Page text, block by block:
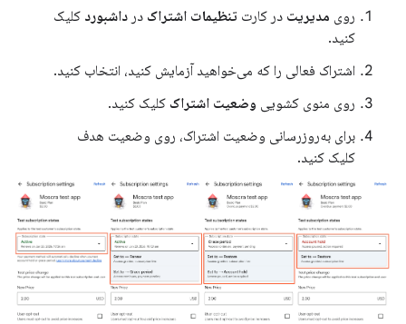
روی مدیریت در کارت تنظیمات اشتراک در داشبورد کلیک
کنید.
اشتراک فعالی را که می‌خواهید آزمایش کنید، انتخاب کنید.
روی منوی کشویی وضعیت اشتراک کلیک کنید.
برای به‌روزرسانی وضعیت اشتراک، روی وضعیت هدف
کلیک کنید.